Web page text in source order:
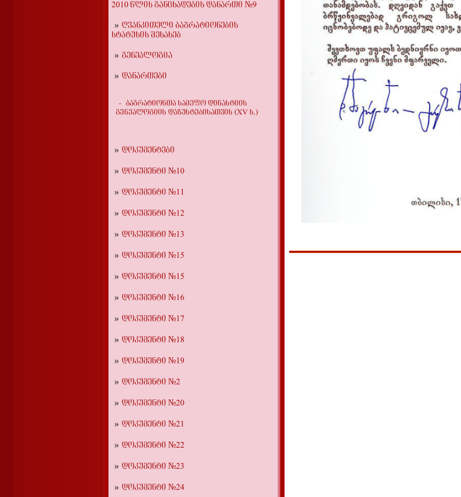
2010 წლის განცხადების დანართი №9
ღვანკითელი ბაგრატიონების
სტატუსის შესახებ
გენეალოგია
დანართები
ბაგრატიონთა სამეფო დინასტიის
გენეალოგიის დაზუსტებისათვის (XV ს.)
დოკუმენტები
დოკუმენტი №10
დოკუმენტი №11
დოკუმენტი №12
დოკუმენტი №13
დოკუმენტი №15
დოკუმენტი №15
დოკუმენტი №16
დოკუმენტი №17
დოკუმენტი №18
დოკუმენტი №19
დოკუმენტი №2
დოკუმენტი №20
დოკუმენტი №21
დოკუმენტი №22
დოკუმენტი №23
დოკუმენტი №24